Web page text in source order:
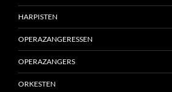
HARPISTEN
OPERAZANGERESSEN
OPERAZANGERS
ORKESTEN